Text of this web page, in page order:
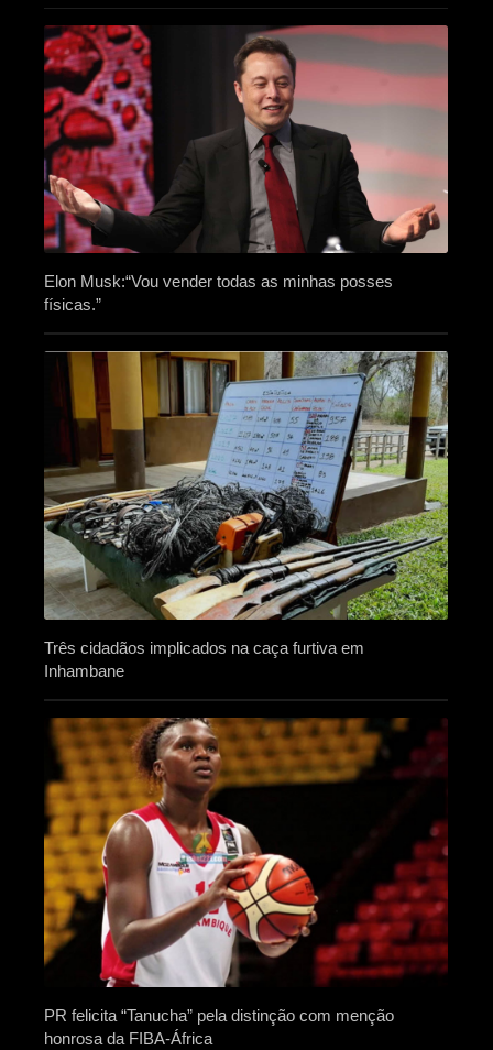
Elon Musk:“Vou vender todas as minhas posses
físicas.”
Três cidadãos implicados na caça furtiva em
Inhambane
PR felicita “Tanucha” pela distinção com menção
honrosa da FIBA-África